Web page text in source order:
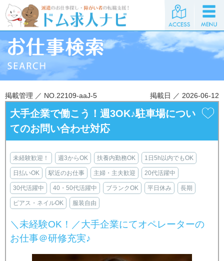
掲載管理 ／ NO.22109-aaJ-5 掲載日 ／ 2026-06-12
大手企業で働こう！週3OK♪駐車場につい
てのお問い合わせ対応
未経験歓迎！ 週3からOK 扶養内勤務OK 1日5h以内でもOK
日払いOK 駅近のお仕事 主婦・主夫歓迎 20代活躍中
30代活躍中 40・50代活躍中 ブランクOK 平日休み 長期
ピアス・ネイルOK 服装自由
＼未経験OK！／大手企業にてオペレーターの
お仕事＠研修充実♪